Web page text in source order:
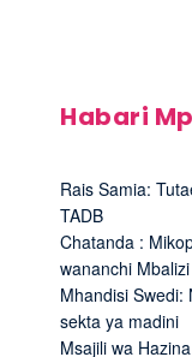
Habari
Rais Samia:
TADB
Chatanda :
wananchi Mbalizi
Mhandisi Swedi:
sekta ya madini
Msajili wa